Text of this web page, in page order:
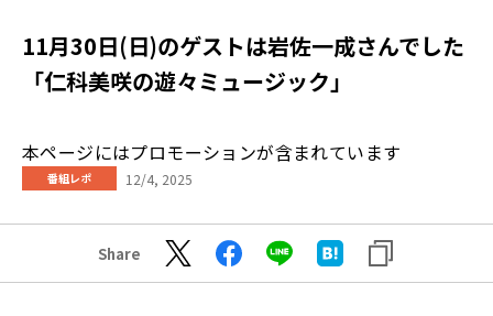
11月30日(日)のゲストは岩佐一成さんでした
「仁科美咲の遊々ミュージック」
本ページにはプロモーションが含まれています
番組レポ 12/4, 2025
Share